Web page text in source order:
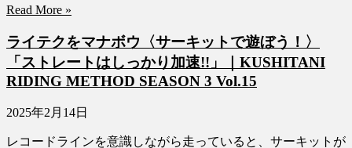
Read More »
ライテクをマナボウ〈サーキットで遊ぼう！〉
「ストレートはしっかり加速!!」｜KUSHITANI
RIDING METHOD SEASON 3 Vol.15
2025年2月14日
レコードラインを意識しながら走っていると、サーキットが